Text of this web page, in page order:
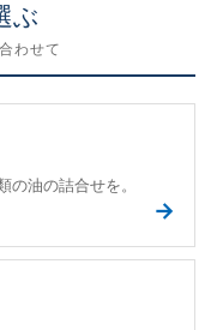
ぶ
わせて
油の詰合せを。
→